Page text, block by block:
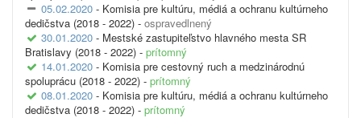
05.02.2020 - Komisia pre kultúru, médiá a ochranu kultúrneho
dedičstva (2018 - 2022) - ospravedlnený
30.01.2020 - Mestské zastupiteľstvo hlavného mesta SR
Bratislavy (2018 - 2022) - prítomný
14.01.2020 - Komisia pre cestovný ruch a medzinárodnú
spoluprácu (2018 - 2022) - prítomný
08.01.2020 - Komisia pre kultúru, médiá a ochranu kultúrneho
dedičstva (2018 - 2022) - prítomný